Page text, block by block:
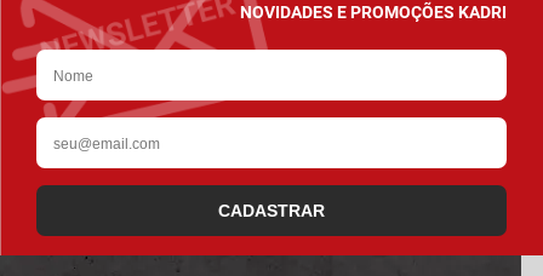
NOVIDADES E PROMOÇÕES KADRI
CADASTRAR